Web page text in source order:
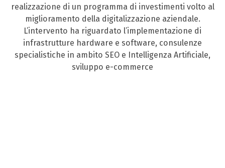
realizzazione di un programma di investimenti volto al
miglioramento della digitalizzazione aziendale.
L’intervento ha riguardato l’implementazione di
infrastrutture hardware e software, consulenze
specialistiche in ambito SEO e Intelligenza Artificiale,
sviluppo e-commerce